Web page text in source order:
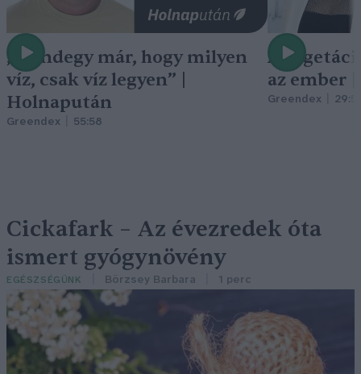
„Mindegy már, hogy milyen
víz, csak víz legyen” |
Holnapután
Greendex 55:58
A
az ember
Greendex
Cickafark – Az évezredek óta
ismert gyógynövény
EGÉSZSÉGÜNK Börzsey Barbara 1 perc